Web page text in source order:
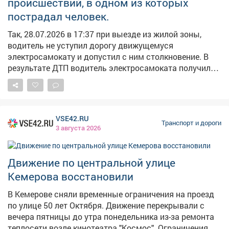
наблюдения, для пешеходов сделана отдельнаяфаза.
пострадал человек.
Так, 28.07.2026 в 17:37 при выезде из жилой зоны,
водитель не уступил дорогу движущемуся
электросамокату и допустил с ним столкновение. В
результате ДТП водитель электросамоката получил
телесные повреждения, на машине скорой помощи
доставлен в Междуреченскую городскую больницу.
пешеходов, нарушивших Правила дорожного
права управления ТС; - 16 водителей, которые не
предоставили преимущества пешеходам на
пешеходных переходах; - 9 водителей, допустивших
выезд на полосу, предназначенную для встречного
движения; - 7 водителей, перевозящих детей без
детских удерживающих устройств; - 12
автолюбителей, которые при движении не
использовали ремни безопасности; - 12 водителей,
VSE42.RU
3 августа 2026
Транспорт и дороги
Движение по центральной улице
Кемерова восстановили
В Кемерове сняли временные ограничения на проезд
по улице 50 лет Октября. Движение перекрывали с
вечера пятницы до утра понедельника из-за ремонта